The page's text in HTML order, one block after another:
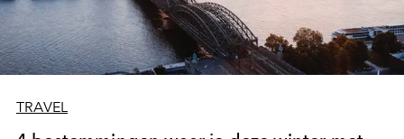
TRAVEL